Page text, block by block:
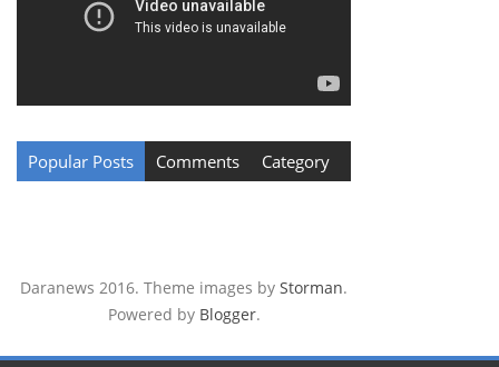
Popular Posts Comments Category
Daranews 2016. Theme images by Storman.
Powered by Blogger.